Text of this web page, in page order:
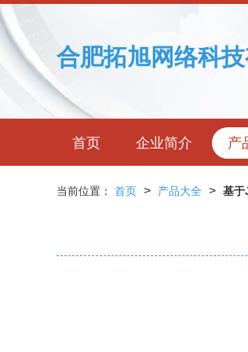
合肥拓旭网络科技
首页 企业简介 产
当前位置： 首页 > 产品大全 > 基于